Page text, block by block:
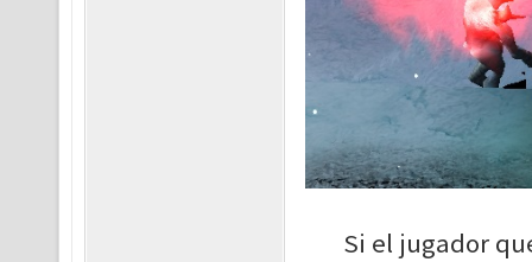
Si el jugador